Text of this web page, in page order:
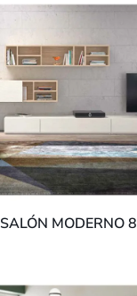
SALÓN MODERNO 8